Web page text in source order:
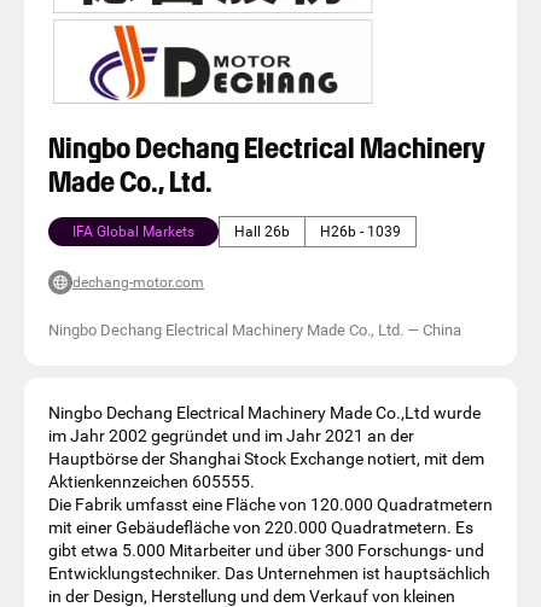
Ningbo Dechang Electrical Machinery
Made Co., Ltd.
IFA Global Markets Hall 26b H26b - 1039
dechang-motor.com
Ningbo Dechang Electrical Machinery Made Co., Ltd. — China
Ningbo Dechang Electrical Machinery Made Co.,Ltd wurde
im Jahr 2002 gegründet und im Jahr 2021 an der
Hauptbörse der Shanghai Stock Exchange notiert, mit dem
Aktienkennzeichen 605555.
Die Fabrik umfasst eine Fläche von 120.000 Quadratmetern
mit einer Gebäudefläche von 220.000 Quadratmetern. Es
gibt etwa 5.000 Mitarbeiter und über 300 Forschungs- und
Entwicklungstechniker. Das Unternehmen ist hauptsächlich
in der Design, Herstellung und dem Verkauf von kleinen